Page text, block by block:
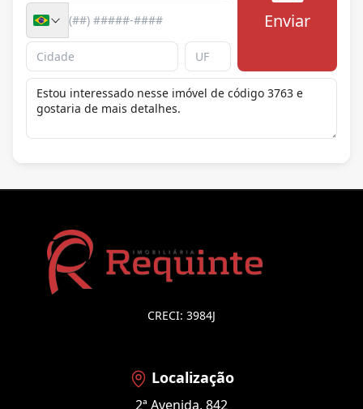
Enviar
CRECI: 3984J
Localização
2ª Avenida, 842